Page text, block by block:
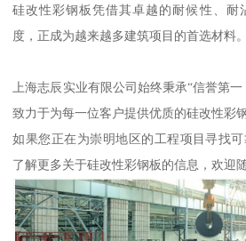
硅改性彩钢板凭借其卓越的耐候性、耐
度，正成为越来越多建筑项目的首选材料。
上海志辰实业有限公司始终秉承“信誉第
致力于为每一位客户提供优质的硅改性彩
如果您正在为崇明地区的工程项目寻找
了解更多关于硅改性彩钢板的信息，欢迎